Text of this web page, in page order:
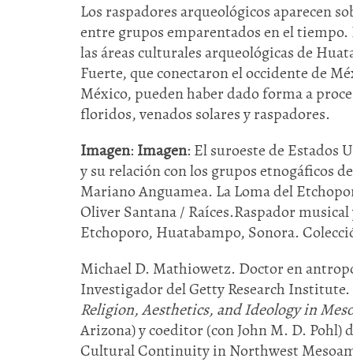
Los raspadores arqueológicos aparecen
entre grupos emparentados en el tiempo.
las áreas culturales arqueológicas de
Fuerte, que conectaron el occidente de
México, pueden haber dado forma a
floridos, venados solares y raspadores.
Imagen: Imagen: El suroeste de Estados
y su relación con los grupos etnogáficos
Mariano Anguamea. La Loma del
Oliver Santana / Raíces.Raspador
Etchoporo, Huatabampo, Sonora.
Michael D. Mathiowetz. Doctor en
Investigador del Getty Research
Religion, Aesthetics, and Ideology in
Arizona) y coeditor (con John M. D. Pohl)
Cultural Continuity in Northwest